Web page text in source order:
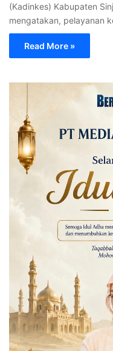
(Kadinkes) Kabupaten
mengatakan, pelayanan
Read More »